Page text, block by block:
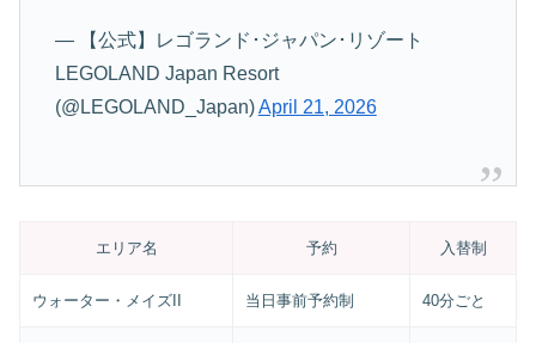
— 【公式】レゴランド･ジャパン･リゾート
LEGOLAND Japan Resort
(@LEGOLAND_Japan)April 21, 2026
エリア名 予約 入替制
ウォーター・メイズII 当日事前予約制 40分ごと